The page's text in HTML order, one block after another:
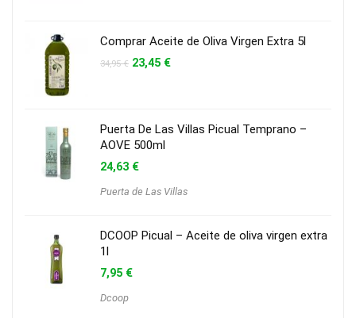
16,50 €.14,00 €.
Comprar Aceite de Oliva Virgen Extra 5l
34,95€ El
23,45 €El
Puerta De Las Villas Picual Temprano –
AOVE 500ml
24,63 €
Puerta de Las Villas
DCOOP Picual – Aceite de oliva virgen extra
1l
7,95 €
Dcoop